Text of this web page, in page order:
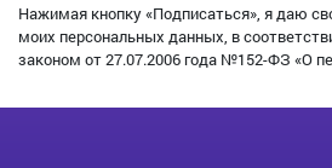
Нажимая кнопку «Подписаться», я даю
моих персональных данных, в
законом от 27.07.2006 года №152-ФЗ «О